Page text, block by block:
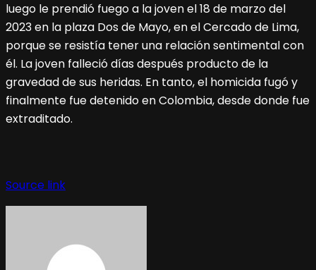
luego le prendió fuego a la joven el 18 de marzo del
2023 en la plaza Dos de Mayo, en el Cercado de Lima,
porque se resistía tener una relación sentimental con
él. La joven falleció días después producto de la
gravedad de sus heridas. En tanto, el homicida fugó y
finalmente fue detenido en Colombia, desde donde fue
extraditado.
Source link